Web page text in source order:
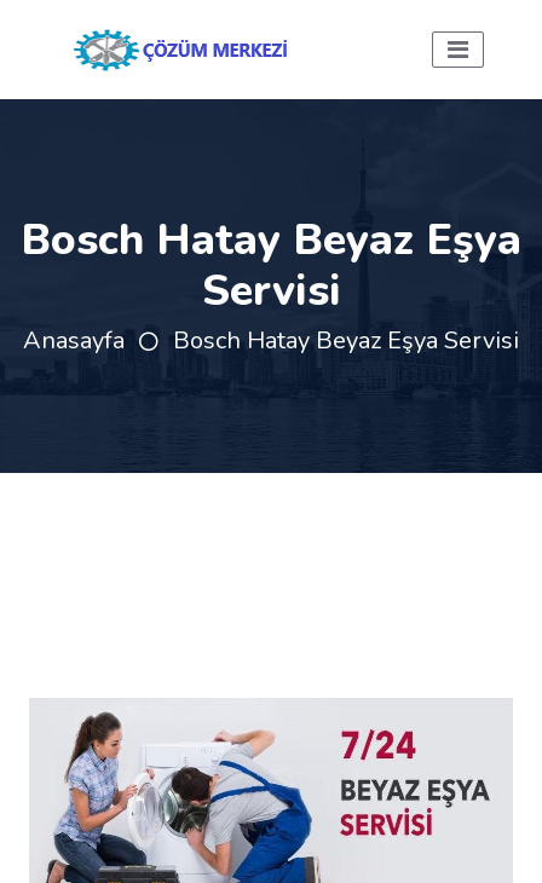
Bosch Hatay Beyaz Eşya
Servisi
Anasayfa Bosch Hatay Beyaz Eşya Servisi